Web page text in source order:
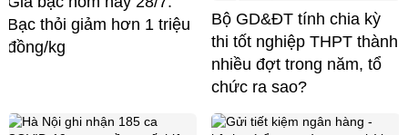
Bạc thỏi giảm hơn 1 triệu
đồng/kg
Bộ GD&ĐT tính chia kỳ
thi tốt nghiệp THPT thành
nhiều đợt trong năm, tổ
chức ra sao?